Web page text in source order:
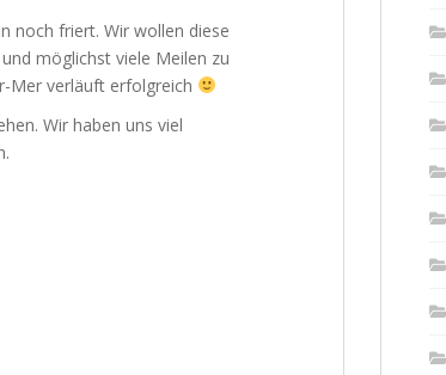
noch friert. Wir wollen diese
möglichst viele Meilen zu
Mer verläuft erfolgreich
Wir haben uns viel